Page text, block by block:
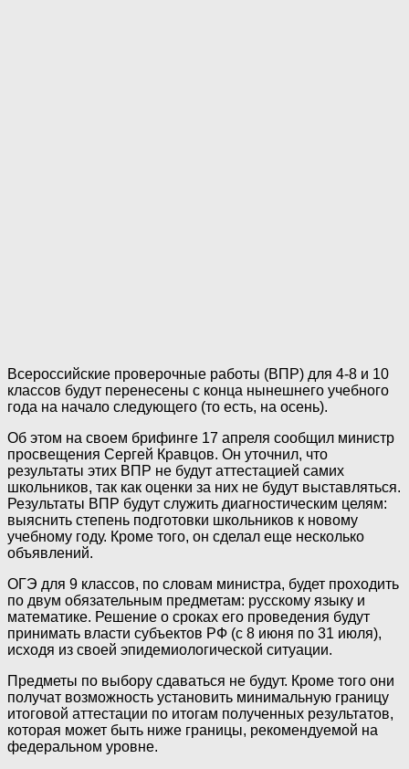
Всероссийские проверочные работы (ВПР) для 4-8 и 10
классов будут перенесены с конца нынешнего учебного
года на начало следующего (то есть, на осень).
Об этом на своем брифинге 17 апреля сообщил министр
просвещения Сергей Кравцов. Он уточнил, что
результаты этих ВПР не будут аттестацией самих
школьников, так как оценки за них не будут выставляться.
Результаты ВПР будут служить диагностическим целям:
выяснить степень подготовки школьников к новому
учебному году. Кроме того, он сделал еще несколько
объявлений.
ОГЭ для 9 классов, по словам министра, будет проходить
по двум обязательным предметам: русскому языку и
математике. Решение о сроках его проведения будут
принимать власти субъектов РФ (с 8 июня по 31 июля),
исходя из своей эпидемиологической ситуации.
Предметы по выбору сдаваться не будут. Кроме того они
получат возможность установить минимальную границу
итоговой аттестации по итогам полученных результатов,
которая может быть ниже границы, рекомендуемой на
федеральном уровне.